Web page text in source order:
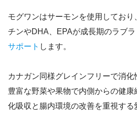
モグワンはサーモンを使用してお
チンやDHA、EPAが成長期のラブ
サポート します。
カナガン同様グレインフリーで消
豊富な野菜や果物で内側からの健
化吸収と腸内環境の改善を重視する